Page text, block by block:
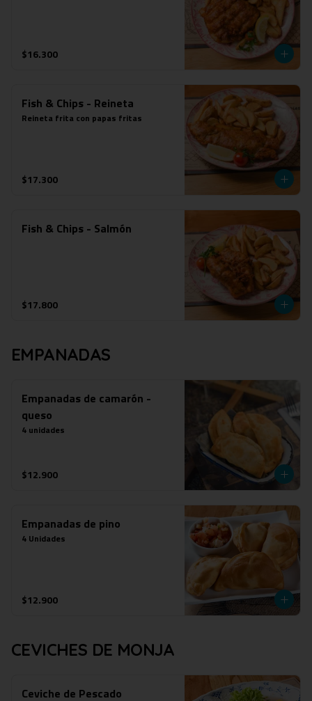
$16.300
Fish & Chips - Reineta
Reineta frita con papas fritas
$17.300
Fish & Chips - Salmón
$17.800
EMPANADAS
Empanadas de camarón -
queso
4 unidades
$12.900
Empanadas de pino
4 Unidades
$12.900
CEVICHES DE MONJA
Ceviche de Pescado